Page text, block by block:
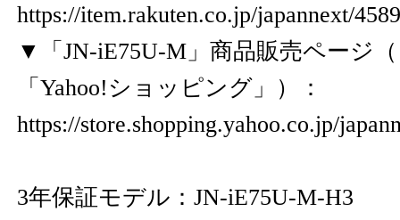
https://item.rakuten.co.jp/japannext/
▼「JN-iE75U-M」商品販売ページ
「Yahoo!ショッピング」）：
https://store.shopping.yahoo.co.jp/
3年保証モデル：JN-iE75U-M-H3